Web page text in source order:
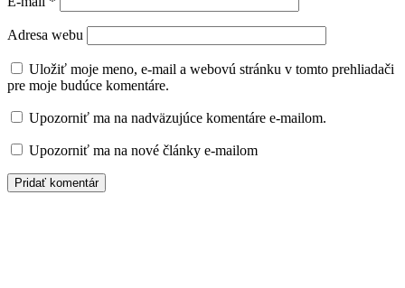
Adresa webu
Uložiť moje meno, e-mail a webovú stránku v tomto prehliadači
pre moje budúce komentáre.
Upozorniť ma na nadväzujúce komentáre e-mailom.
Upozorniť ma na nové články e-mailom